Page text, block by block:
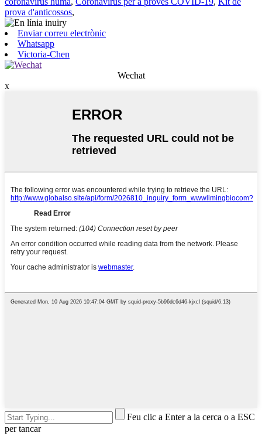
prova d'anticossos,
Enviar correu electrònic
Whatsapp
Victoria-Chen
Wechat
x
Feu clic a Enter a la cerca o a ESC
per tancar